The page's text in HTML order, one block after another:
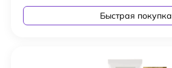
Быстрая покупка